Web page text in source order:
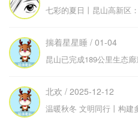
七彩的夏日丨昆山高新区
揣着星星睡 / 01-04
昆山已完成189公里生态
北欢 / 2025-12-12
温暖秋冬 文明同行丨构建